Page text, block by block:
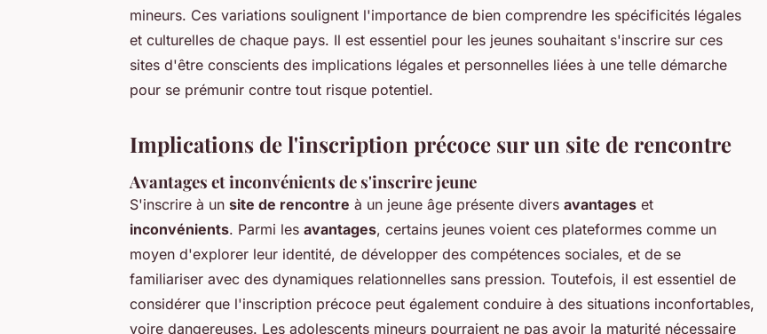
mineurs. Ces variations soulignent l'importance de bien comprendre les spécificités légales
et culturelles de chaque pays. Il est essentiel pour les jeunes souhaitant s'inscrire sur ces
sites d'être conscients des implications légales et personnelles liées à une telle démarche
pour se prémunir contre tout risque potentiel.
Implications de l'inscription précoce sur un site de rencontre
Avantages et inconvénients de s'inscrire jeune
S'inscrire à un site de rencontre à un jeune âge présente divers avantages et
inconvénients. Parmi les avantages, certains jeunes voient ces plateformes comme un
moyen d'explorer leur identité, de développer des compétences sociales, et de se
familiariser avec des dynamiques relationnelles sans pression. Toutefois, il est essentiel de
considérer que l'inscription précoce peut également conduire à des situations inconfortables,
voire dangereuses. Les adolescents mineurs pourraient ne pas avoir la maturité nécessaire